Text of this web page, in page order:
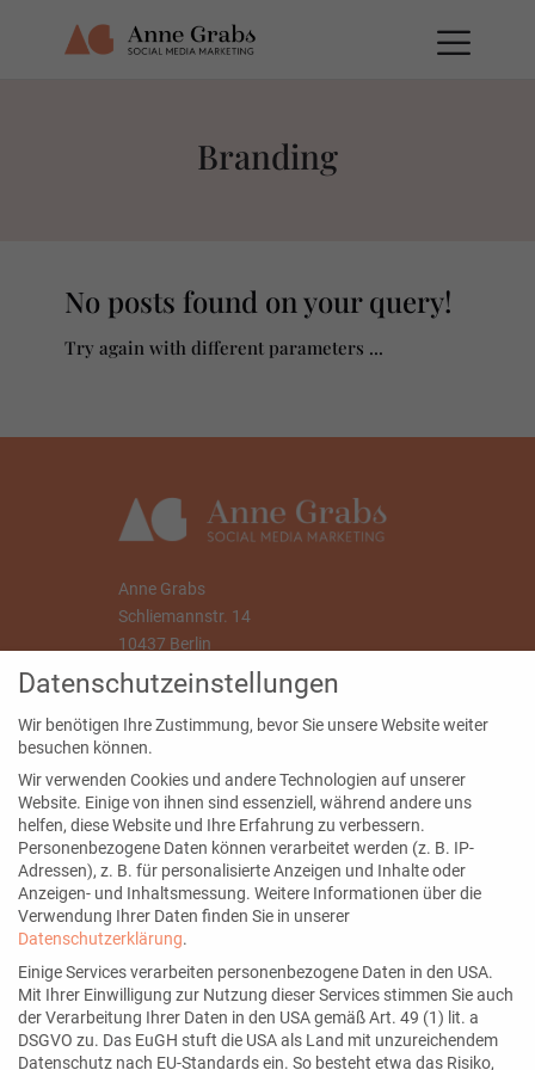
Branding
No posts found on your query!
Try again with different parameters ...
Anne Grabs
Schliemannstr. 14
10437 Berlin
info@annegrabs.de
Seiten
Blog
Kontakt
Über mich
Datenschutzeinstellungen
Wir benötigen Ihre Zustimmung, bevor Sie unsere Website weiter
besuchen können.
Wir verwenden Cookies und andere Technologien auf unserer
Website. Einige von ihnen sind essenziell, während andere uns
helfen, diese Website und Ihre Erfahrung zu verbessern.
Personenbezogene Daten können verarbeitet werden (z. B. IP-
Adressen), z. B. für personalisierte Anzeigen und Inhalte oder
Anzeigen- und Inhaltsmessung. Weitere Informationen über die
Verwendung Ihrer Daten finden Sie in unserer
Datenschutzerklärung.
Einige Services verarbeiten personenbezogene Daten in den USA.
Mit Ihrer Einwilligung zur Nutzung dieser Services stimmen Sie auch
der Verarbeitung Ihrer Daten in den USA gemäß Art. 49 (1) lit. a
DSGVO zu. Das EuGH stuft die USA als Land mit unzureichendem
Datenschutz nach EU-Standards ein. So besteht etwa das Risiko,